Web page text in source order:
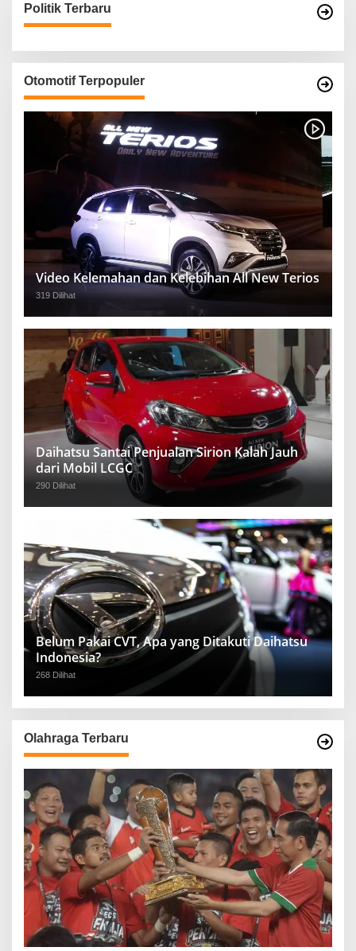
Politik Terbaru
Otomotif Terpopuler
Video Kelemahan dan Kelebihan All New Terios
319 Dilihat
Daihatsu Santai Penjualan Sirion Kalah Jauh
dari Mobil LCGC
290 Dilihat
Belum Pakai CVT, Apa yang Ditakuti Daihatsu
Indonesia?
268 Dilihat
Olahraga Terbaru